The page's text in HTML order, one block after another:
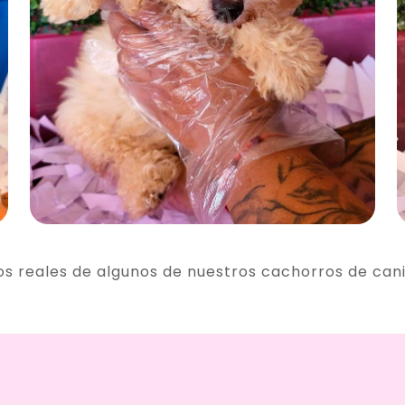
reales de algunos de nuestros cachorros de